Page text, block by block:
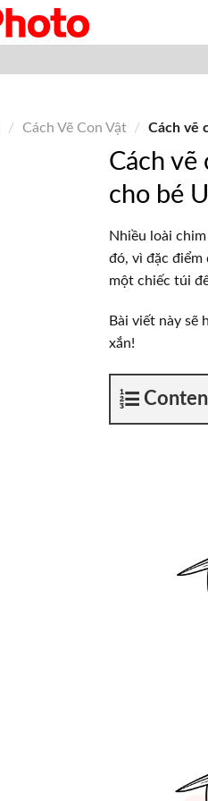
/ Cách Vẽ Con Vật / Cách vẽ
Cách vẽ
cho bé
Nhiều loài
đó, vì đặc điểm
một chiếc túi
Bài viết này sẽ
xắn!